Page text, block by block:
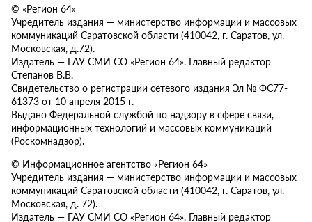
© «Регион 64»
Учредитель издания — министерство информации и массовых
коммуникаций Саратовской области (410042, г. Саратов, ул.
Московская, д.72).
Издатель — ГАУ СМИ СО «Регион 64». Главный редактор
Степанов В.В.
Свидетельство о регистрации сетевого издания Эл № ФС77-
61373 от 10 апреля 2015 г.
Выдано Федеральной службой по надзору в сфере связи,
информационных технологий и массовых коммуникаций
(Роскомнадзор).
© Информационное агентство «Регион 64»
Учредитель издания — министерство информации и массовых
коммуникаций Саратовской области (410042, г. Саратов, ул.
Московская, д. 72).
Издатель — ГАУ СМИ СО «Регион 64». Главный редактор